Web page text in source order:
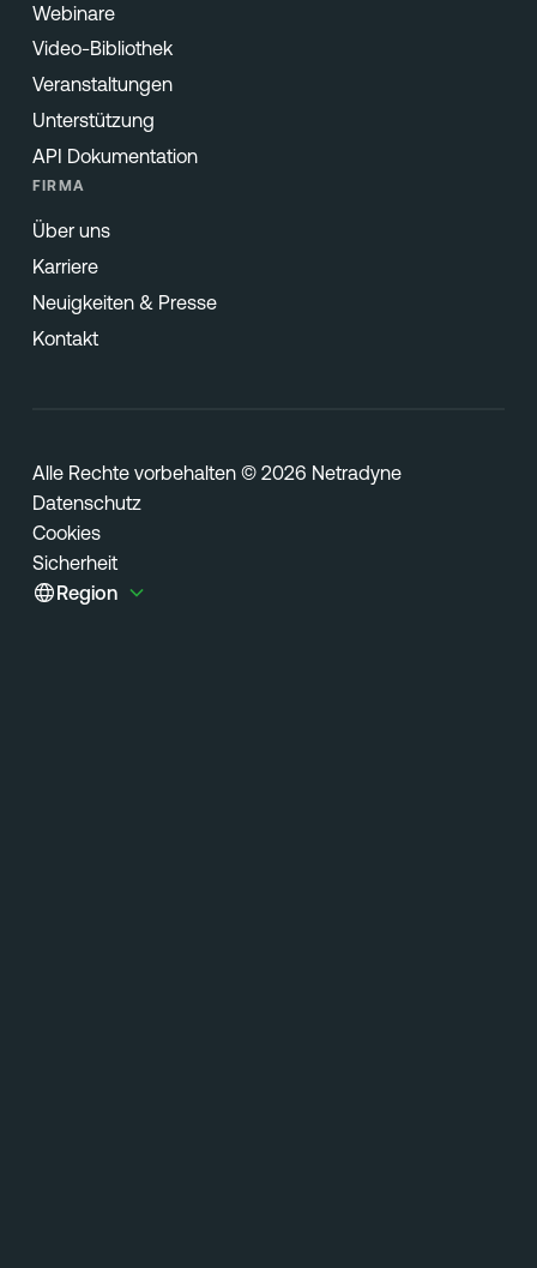
Webinare
Video-Bibliothek
Veranstaltungen
Unterstützung
API Dokumentation
FIRMA
Über uns
Karriere
Neuigkeiten & Presse
Kontakt
Alle Rechte vorbehalten © 2026 Netradyne
Datenschutz
Cookies
Sicherheit
Region